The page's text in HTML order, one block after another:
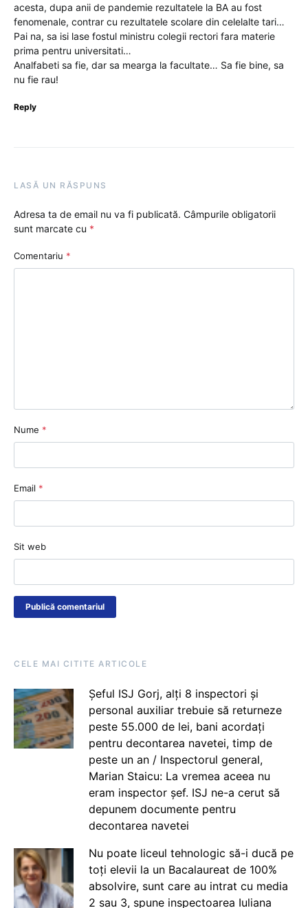
acesta, dupa anii de pandemie rezultatele la BA au fost
fenomenale, contrar cu rezultatele scolare din celelalte tari…
Pai na, sa isi lase fostul ministru colegii rectori fara materie
prima pentru universitati…
Analfabeti sa fie, dar sa mearga la facultate… Sa fie bine, sa
nu fie rau!
Reply
LASĂ UN RĂSPUNS
Adresa ta de email nu va fi publicată. Câmpurile obligatorii
sunt marcate cu *
Comentariu *
Nume *
Email *
Sit web
CELE MAI CITITE ARTICOLE
Șeful ISJ Gorj, alți 8 inspectori și
personal auxiliar trebuie să returneze
peste 55.000 de lei, bani acordați
pentru decontarea navetei, timp de
peste un an / Inspectorul general,
Marian Staicu: La vremea aceea nu
eram inspector șef. ISJ ne-a cerut să
depunem documente pentru
decontarea navetei
Nu poate liceul tehnologic să-i ducă pe
toți elevii la un Bacalaureat de 100%
absolvire, sunt care au intrat cu media
2 sau 3, spune inspectoarea Iuliana